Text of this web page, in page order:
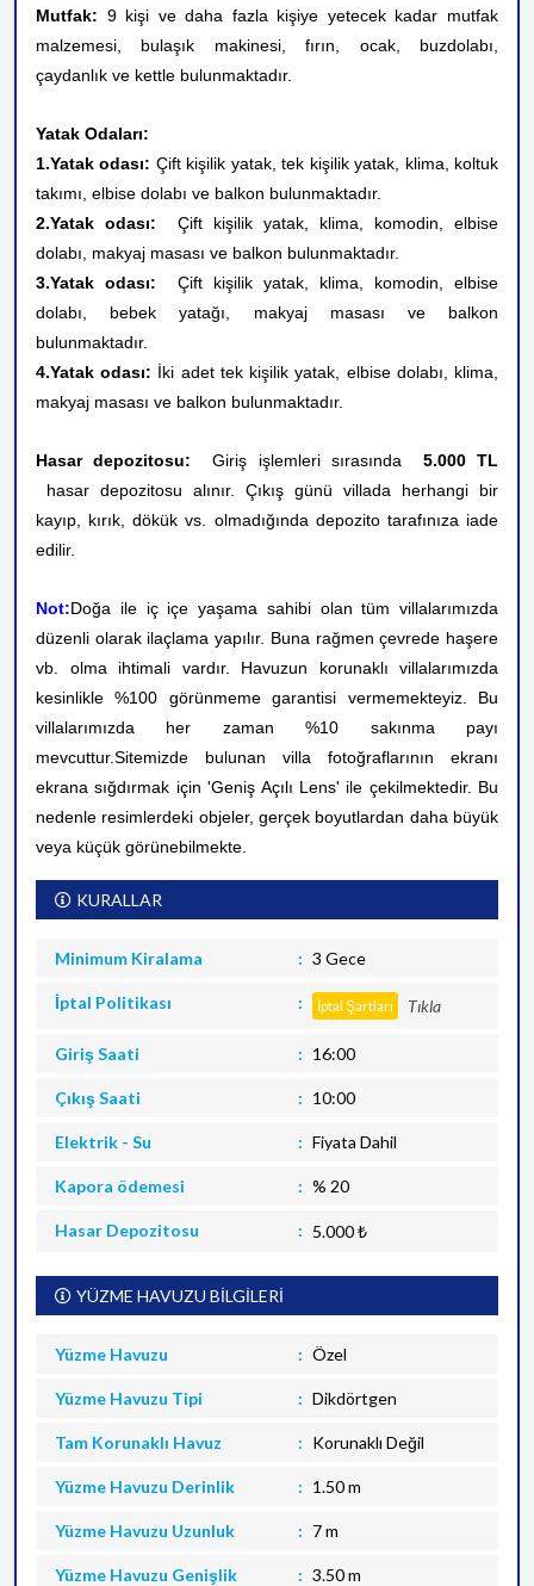
Mutfak: 9 kişi ve daha fazla kişiye yetecek kadar mutfak
malzemesi, bulaşık makinesi, fırın, ocak, buzdolabı,
çaydanlık ve kettle bulunmaktadır.
Yatak Odaları:
1.Yatak odası: Çift kişilik yatak, tek kişilik yatak, klima, koltuk
takımı, elbise dolabı ve balkon bulunmaktadır.
2.Yatak odası:
Çift kişilik yatak, klima, komodin, elbise
dolabı, makyaj masası ve balkon bulunmaktadır.
3.Yatak odası:
Çift kişilik yatak
klima, komodin, elbise
dolabı, bebek yatağı, makyaj masası ve balkon
bulunmaktadır.
4.Yatak odası: İki adet tek kişilik yatak, elbise dolabı, klima,
makyaj masası ve balkon bulunmaktadır.
Hasar depozitosu: Giriş işlemleri sırasında 5.000 TL
hasar depozitosu alınır. Çıkış günü villada herhangi bir
kayıp, kırık, dökük vs. olmadığında depozito tarafınıza iade
edilir.
Not:Doğa ile iç içe yaşama sahibi olan tüm villalarımızda
düzenli olarak ilaçlama yapılır. Buna rağmen çevrede haşere
vb. olma ihtimali vardır. Havuzun korunaklı villalarımızda
kesinlikle %100 görünmeme garantisi vermemekteyiz. Bu
villalarımızda her zaman %10 sakınma payı
mevcuttur.Sitemizde bulunan villa fotoğraflarının ekranı
ekrana sığdırmak için 'Geniş Açılı Lens' ile çekilmektedir. Bu
nedenle resimlerdeki objeler, gerçek boyutlardan daha büyük
veya küçük görünebilmekte.
KURALLAR
Minimum Kiralama 3 Gece
İptal Politikası İptal Şartları Tıkla
Giriş Saati 16:00
Çıkış Saati 10:00
Elektrik - Su Fiyata Dahil
Kapora ödemesi % 20
Hasar Depozitosu 5.000 ₺
YÜZME HAVUZU BİLGİLERİ
Yüzme Havuzu Özel
Yüzme Havuzu Tipi Dikdörtgen
Tam Korunaklı Havuz Korunaklı Değil
Yüzme Havuzu Derinlik 1.50 m
Yüzme Havuzu Uzunluk 7 m
Yüzme Havuzu Genişlik 3.50 m